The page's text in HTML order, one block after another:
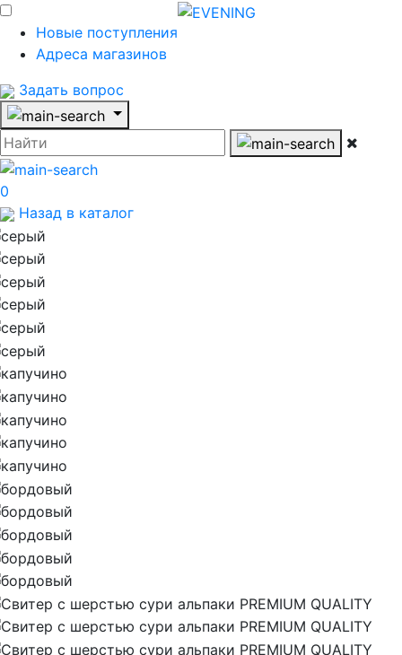
Новые поступления
Адреса магазинов
Задать вопрос
0
Назад в каталог